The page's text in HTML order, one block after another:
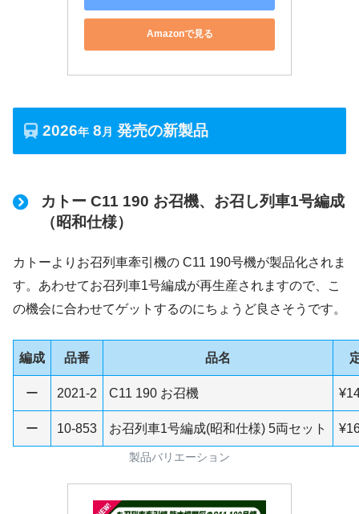
Amazonで見る
2026年8 月 発売の新製品
カトー C11 190 お召機、お召し列車1号編成
（昭和仕様）
カトーよりお召列車牽引機の C11 190号機が製品化されま
す。あわせてお召列車1号編成が再生産されますので、こ
の機会に合わせてゲットするのにちょうど良さそうです。
編成 品番 品名
ー 2021-2 C11 190 お召機
ー 10-853 お召列車1号編成(昭和仕様) 5両セット
製品バリエーション